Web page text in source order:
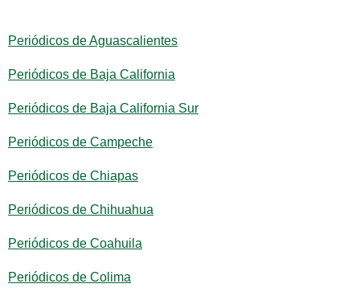
Periódicos de Aguascalientes
Periódicos de Baja California
Periódicos de Baja California Sur
Periódicos de Campeche
Periódicos de Chiapas
Periódicos de Chihuahua
Periódicos de Coahuila
Periódicos de Colima